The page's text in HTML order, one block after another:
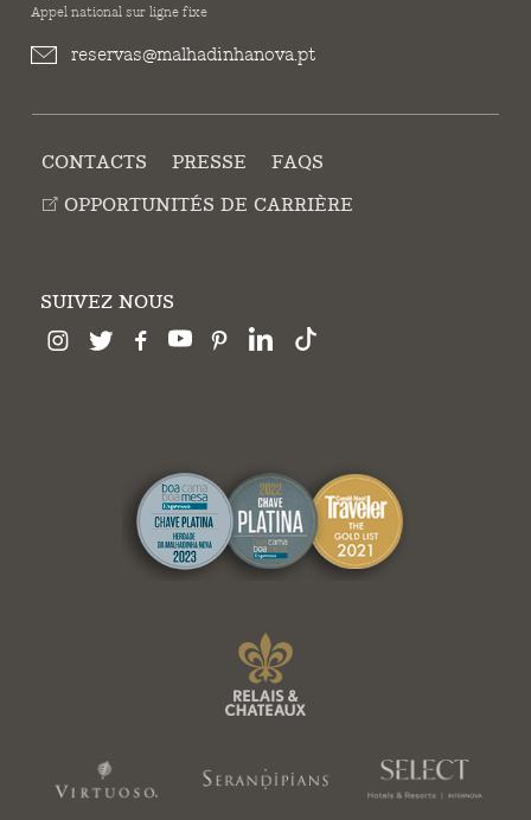
Appel national sur ligne fixe
reservas@malhadinhanova.pt
CONTACTS PRESSE
FAQS
OPPORTUNITÉS DE CARRIÈRE
SUIVEZ NOUS